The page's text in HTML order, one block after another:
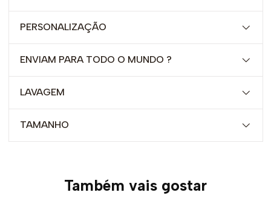
PERSONALIZAÇÃO
ENVIAM PARA TODO O MUNDO ?
LAVAGEM
TAMANHO
Também vais gostar